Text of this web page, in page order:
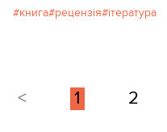
щоденник. Книга —
книга рецензія ітература
< 1 2